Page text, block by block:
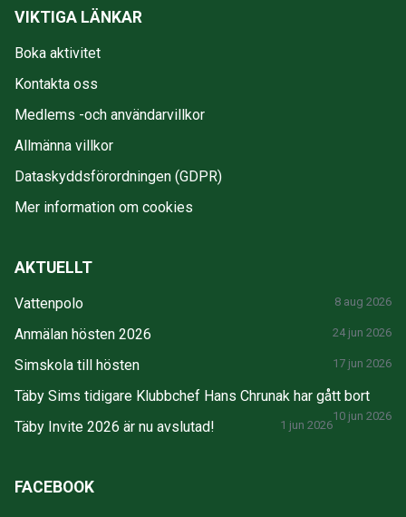
VIKTIGA LÄNKAR
Boka aktivitet
Kontakta oss
Medlems -och användarvillkor
Allmänna villkor
Dataskyddsförordningen (GDPR)
Mer information om cookies
AKTUELLT
Vattenpolo 8 aug 2026
Anmälan hösten 2026 24 jun 2026
Simskola till hösten 17 jun 2026
Täby Sims tidigare Klubbchef Hans Chrunak har gått bort
10 jun 2026
Täby Invite 2026 är nu avslutad! 1 jun 2026
FACEBOOK